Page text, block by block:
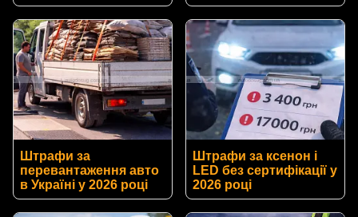
Штрафи за
перевантаження авто
в Україні у 2026 році
Штрафи за ксенон і
LED без сертифікації у
2026 році